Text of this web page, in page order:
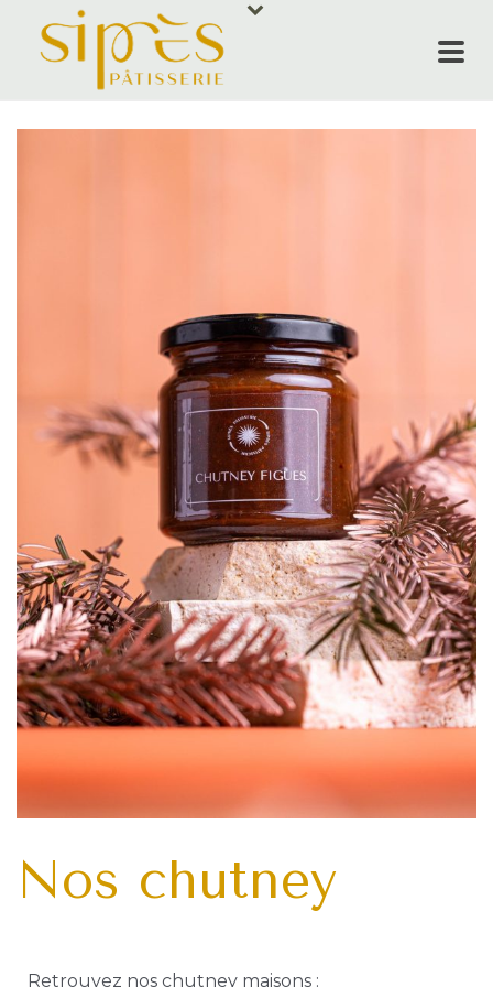
Nos chutney
Retrouvez nos chutney maisons :
QUI
CONTACT
Siprès Pâtisserie
39 Rue de
Ouvert du mardi
De 7h30 à 19h30
Tram T1 – Arrêt